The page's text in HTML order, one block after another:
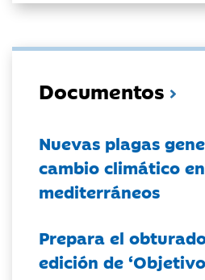
Documentos
Nuevas plagas
cambio climático
mediterráneos
Prepara el
edición de